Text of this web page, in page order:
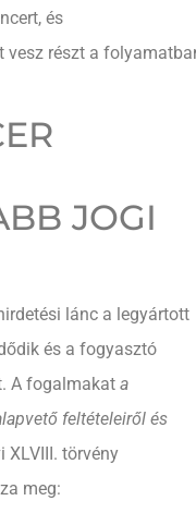
és
vesz részt a
JOGI
lánc a legyártott
és a fogyasztó
A fogalmakat a
feltételeiről és
XLVIII. törvény
meg: